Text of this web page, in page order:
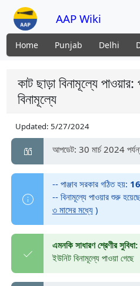
AAP Wiki
Home Punjab Delhi
কাট ছাড়া বিনামূল্যে
বিনামূল্যে
Updated: 5/27/2024
আপডেট: 30 মার্চ 2024
-- পাঞ্জাব সরকার গঠিত হয়:
-- বিনামূল্যে পাওয়ার শুরু
৩ মাসের মধ্যে)
এমনকি সাধারণ শ্রেণীর সুবিধা:
ইউনিট বিনামূল্যে পাওয়া গেছে